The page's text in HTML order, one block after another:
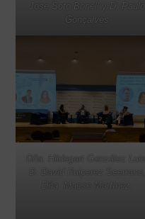
Jose Soto Bonell y D. Paulo
Gonçalves
Dña. Hildegart González Luis,
D. David Ruiperez Seerrano,
Dña. Maese Martínez.